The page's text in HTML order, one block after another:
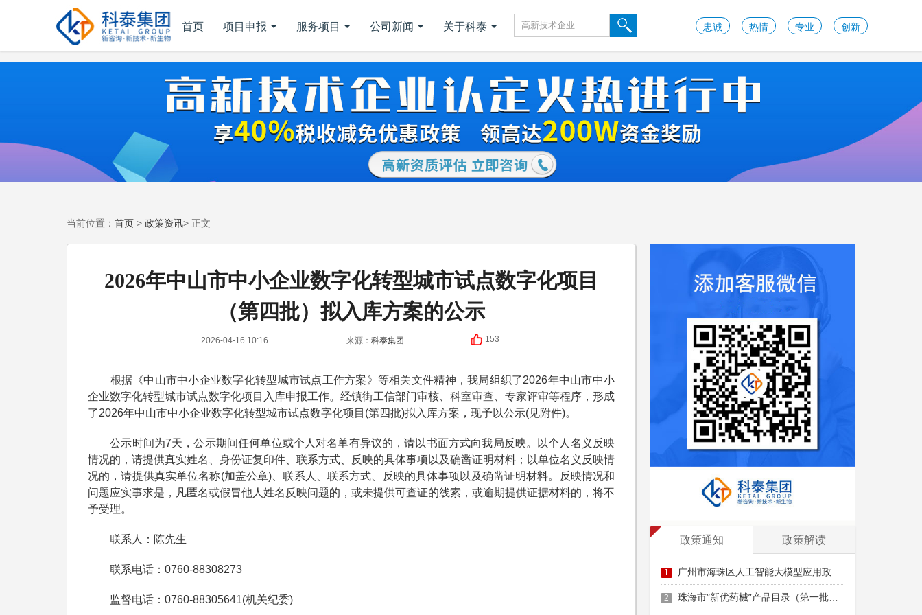
首页 项目申报 服务项目 公司新闻 关于科泰 忠诚 热情 专业 创新
当前位置： 首页 > 政策资讯> 正文
2026年中山市中小企业数字化转型城市试点数字化项目
（第四批）拟入库方案的公示
2026-04-16 10:16 来源： 科泰集团 153
根据《中山市中小企业数字化转型城市试点工作方案》等相关文件精神，我局组织了2026年中山市中小
企业数字化转型城市试点数字化项目入库申报工作。经镇街工信部门审核、科室审查、专家评审等程序，形成
了2026年中山市中小企业数字化转型城市试点数字化项目(第四批)拟入库方案，现予以公示(见附件)。
公示时间为7天，公示期间任何单位或个人对名单有异议的，请以书面方式向我局反映。以个人名义反映
情况的，请提供真实姓名、身份证复印件、联系方式、反映的具体事项以及确凿证明材料；以单位名义反映情
况的，请提供真实单位名称(加盖公章)、联系人、联系方式、反映的具体事项以及确凿证明材料。反映情况和
问题应实事求是，凡匿名或假冒他人姓名反映问题的，或未提供可查证的线索，或逾期提供证据材料的，将不
予受理。
联系人：陈先生
联系电话：0760-88308273
监督电话：0760-88305641(机关纪委)
政策通知 政策解读
1 广州市海珠区人工智能大模型应用政策兑现（第四批）申报时间、条件要求、扶持奖励
2 珠海市“新优药械”产品目录（第一批）征集申报时间、条件要求